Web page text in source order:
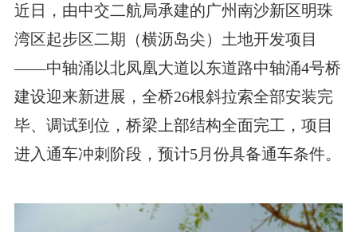
近日， 由中交二航局承建的广州南沙新区明珠
湾区起步区二期（横沥岛尖）土地开发项目
——中轴涌以北凤凰大道以东道路中轴涌4号桥
建设迎来新进展，全桥26根斜拉索全部安装完
毕、调试到位，桥梁上部结构全面完工，项目
进入通车冲刺阶段，预计5月份具备通车条件。